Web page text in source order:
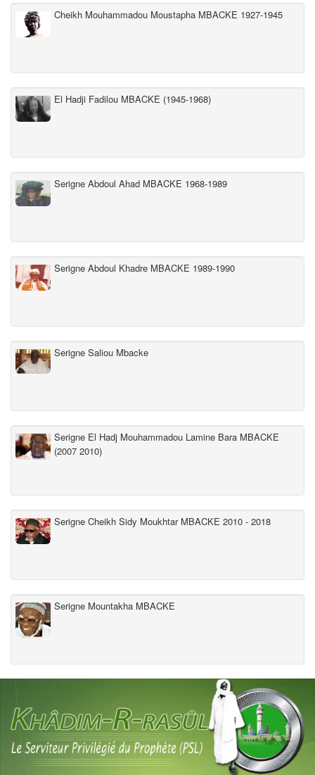
Cheikh Mouhammadou Moustapha MBACKE 1927-1945
El Hadji Fadilou MBACKE (1945-1968)
Serigne Abdoul Ahad MBACKE 1968-1989
Serigne Abdoul Khadre MBACKE 1989-1990
Serigne Saliou Mbacke
Serigne El Hadj Mouhammadou Lamine Bara MBACKE
(2007 2010)
Serigne Cheikh Sidy Moukhtar MBACKE 2010 - 2018
Serigne Mountakha MBACKE